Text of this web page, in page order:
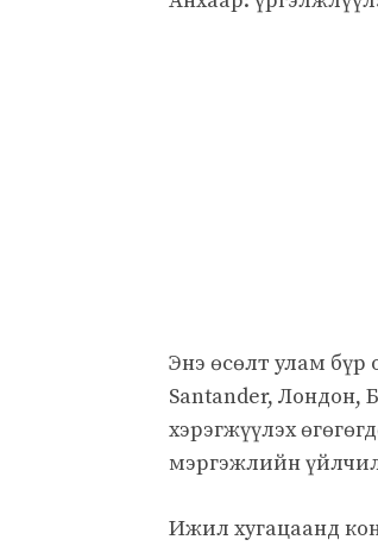
Энэ өсөлт улам
Santander, Лондон,
хэрэгжүүлэх
мэргэжлийн
Ижил хугацаанд